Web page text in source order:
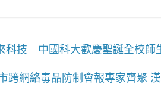
科技 中國科大歡慶聖誕全校師
跨網絡毒品防制會報專家齊聚